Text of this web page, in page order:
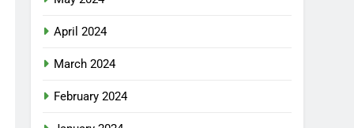
April 2024
March 2024
February 2024